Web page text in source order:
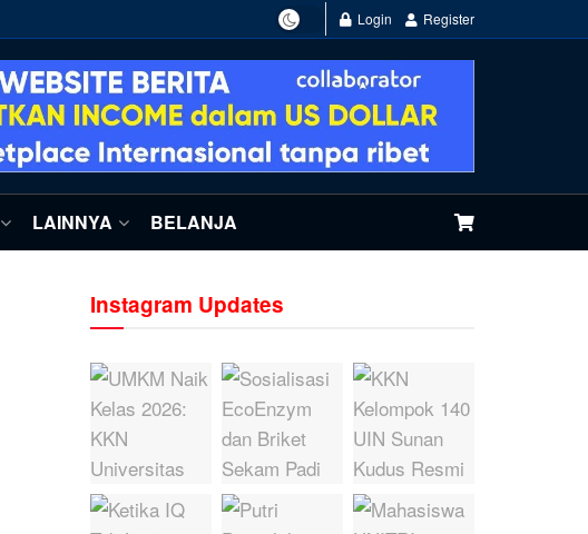
Login Register
LAINNYA BELANJA
Instagram Updates